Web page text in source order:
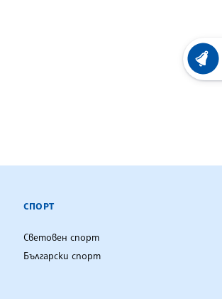
СПОРТ
Световен спорт
Български спорт